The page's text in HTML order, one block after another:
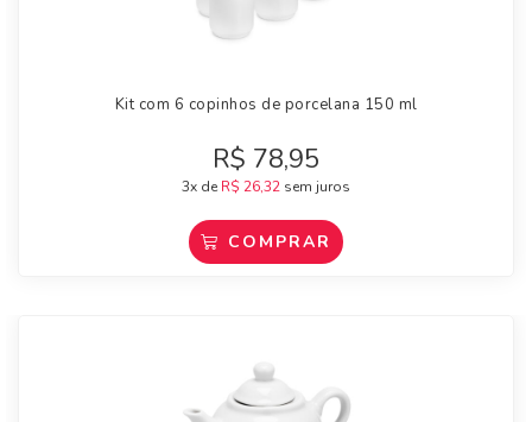
Kit com 6 copinhos de porcelana 150 ml
R$ 78,95
3x de R$ 26,32 sem juros
COMPRAR